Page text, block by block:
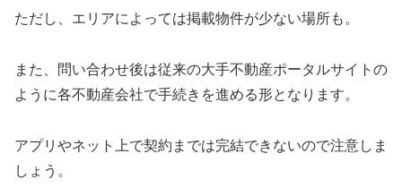
ただし、エリアによっては掲載物件が少ない場所も。
また、問い合わせ後は従来の大手不動産ポータルサイトの
ように各不動産会社で手続きを進める形となります。
アプリやネット上で契約までは完結できないので注意しま
しょう。